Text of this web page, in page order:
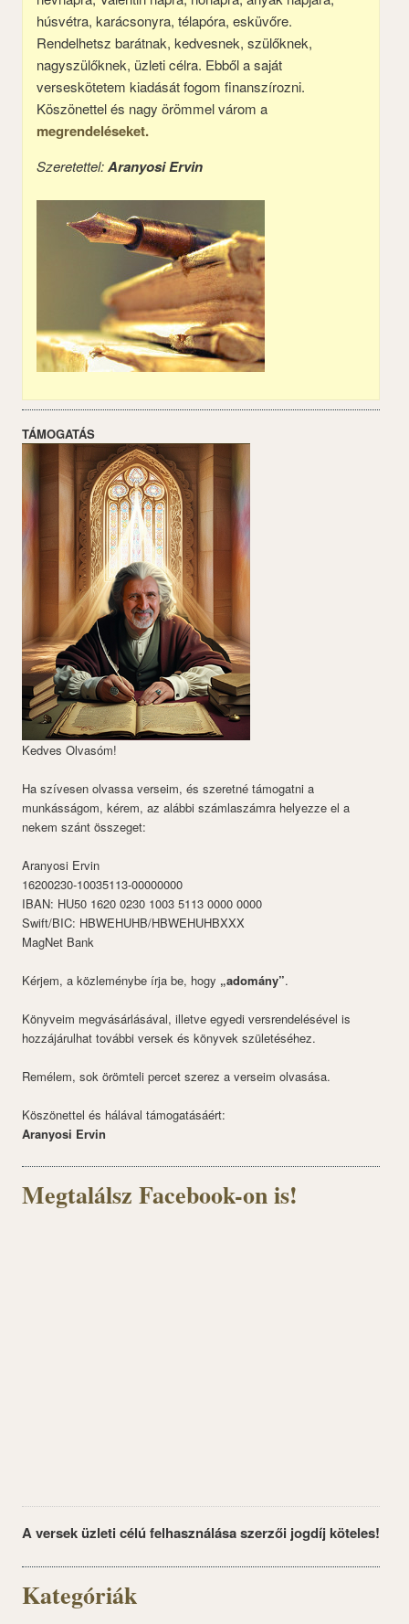
húsvétra, karácsonyra, télapóra, esküvőre.
Rendelhetsz barátnak, kedvesnek, szülőknek,
nagyszülőknek, üzleti célra. Ebből a saját
verseskötetem kiadását fogom finanszírozni.
Köszönettel és nagy örömmel várom a
megrendeléseket.
Szeretettel:Aranyosi Ervin
TÁMOGATÁS
Kedves Olvasóm!
Ha szívesen olvassa verseim, és szeretné támogatni a
munkásságom, kérem, az alábbi számlaszámra helyezze el a
nekem szánt összeget:
Aranyosi Ervin
16200230-10035113-00000000
IBAN: HU50 1620 0230 1003 5113 0000 0000
Swift/BIC: HBWEHUHB/HBWEHUHBXXX
MagNet Bank
Kérjem, a közleménybe írja be, hogy „adomány”.
Könyveim megvásárlásával, illetve egyedi versrendelésével is
hozzájárulhat további versek és könyvek születéséhez.
Remélem, sok örömteli percet szerez a verseim olvasása.
Köszönettel és hálával támogatásáért:
Aranyosi Ervin
Megtalálsz Facebook-on is!
A versek üzleti célú felhasználása szerzői jogdíj köteles!
Kategóriák